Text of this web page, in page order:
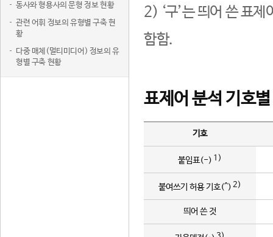
동사와 형용사의 문형 정보 현황
관련 어휘 정보의 유형별 구축 현
황
다중 매체(멀티미디어) 정보의 유
형별 구축 현황
2) ‘구’는 띄어 쓴 표
함함.
표제어 분석 기호
기호
붙임표(-) 1)
붙여쓰기 허용 기호(^) 2)
띄어 쓴 것